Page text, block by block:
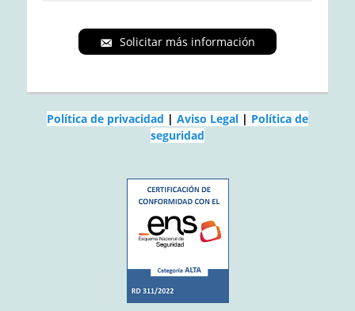
Solicitar más información
Política de privacidad | Aviso Legal | Política de
seguridad